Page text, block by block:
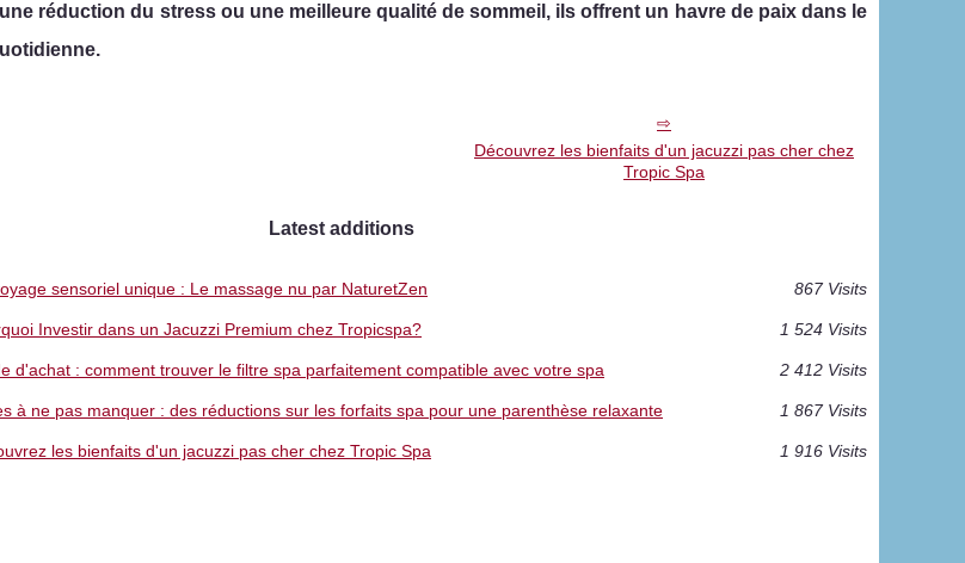
réduction du stress ou une meilleure qualité de sommeil, ils offrent un havre de paix dans le
Découvrez les bienfaits d'un jacuzzi pas cher chez
Tropic Spa
Latest additions
sensoriel unique : Le massage nu par NaturetZen 867 Visits
Investir dans un Jacuzzi Premium chez Tropicspa? 1 524 Visits
d'achat : comment trouver le filtre spa parfaitement compatible avec votre spa 2 412 Visits
à ne pas manquer : des réductions sur les forfaits spa pour une parenthèse relaxante 1 867 Visits
les bienfaits d'un jacuzzi pas cher chez Tropic Spa 1 916 Visits